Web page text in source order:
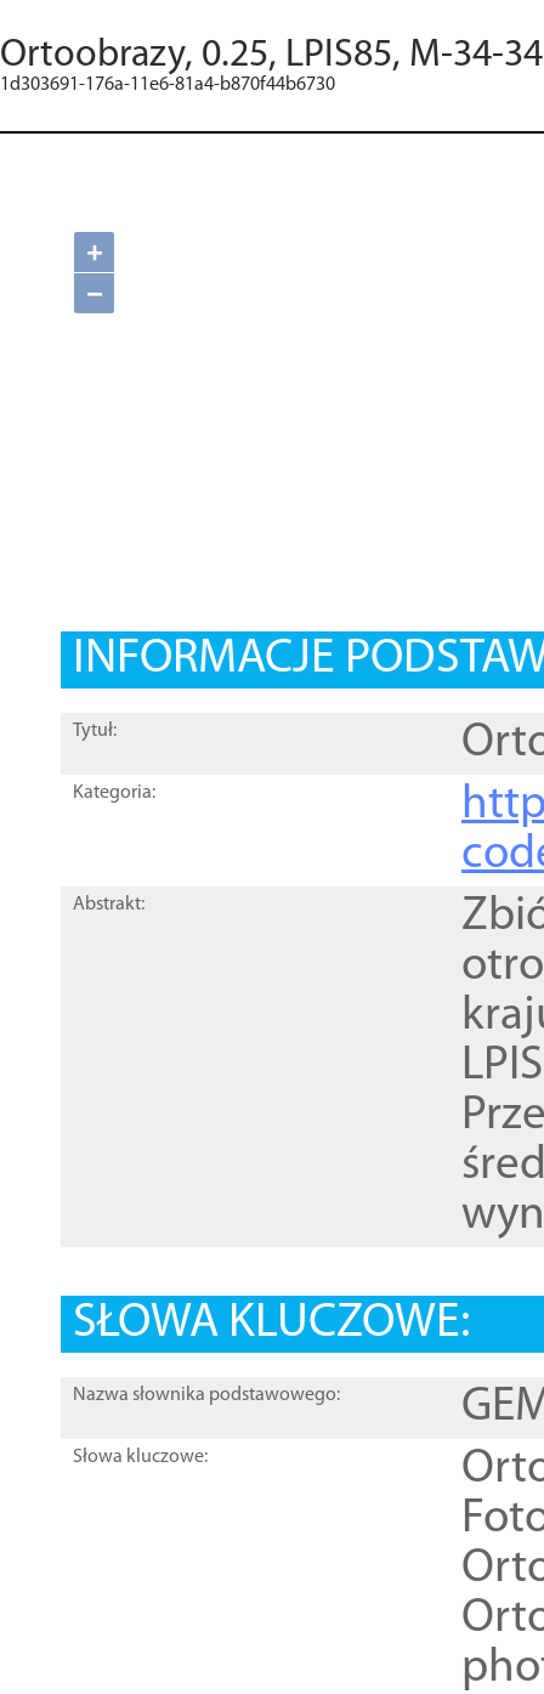
Ortoobrazy, 0.25, LPIS85, M-34-
1d303691-176a-11e6-81a4-b870f44b6730
+
−
INFORMACJE
Tytuł:
Kategoria:
Abstrakt:
SŁOWA KLUCZOWE:
Nazwa słownika podstawowego:
Słowa kluczowe: